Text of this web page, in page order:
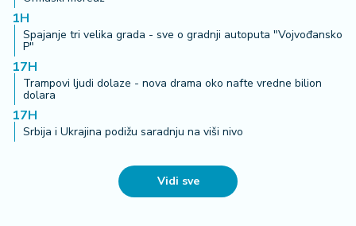
1H
Spajanje tri velika grada - sve o gradnji autoputa "Vojvođansko
P"
17H
Trampovi ljudi dolaze - nova drama oko nafte vredne bilion
dolara
17H
Srbija i Ukrajina podižu saradnju na viši nivo
Vidi sve